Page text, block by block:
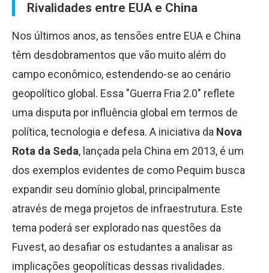
Rivalidades entre EUA e China
Nos últimos anos, as tensões entre EUA e China
têm desdobramentos que vão muito além do
campo econômico, estendendo-se ao cenário
geopolítico global. Essa "Guerra Fria 2.0" reflete
uma disputa por influência global em termos de
política, tecnologia e defesa. A iniciativa da Nova
Rota da Seda, lançada pela China em 2013, é um
dos exemplos evidentes de como Pequim busca
expandir seu domínio global, principalmente
através de mega projetos de infraestrutura. Este
tema poderá ser explorado nas questões da
Fuvest, ao desafiar os estudantes a analisar as
implicações geopolíticas dessas rivalidades.